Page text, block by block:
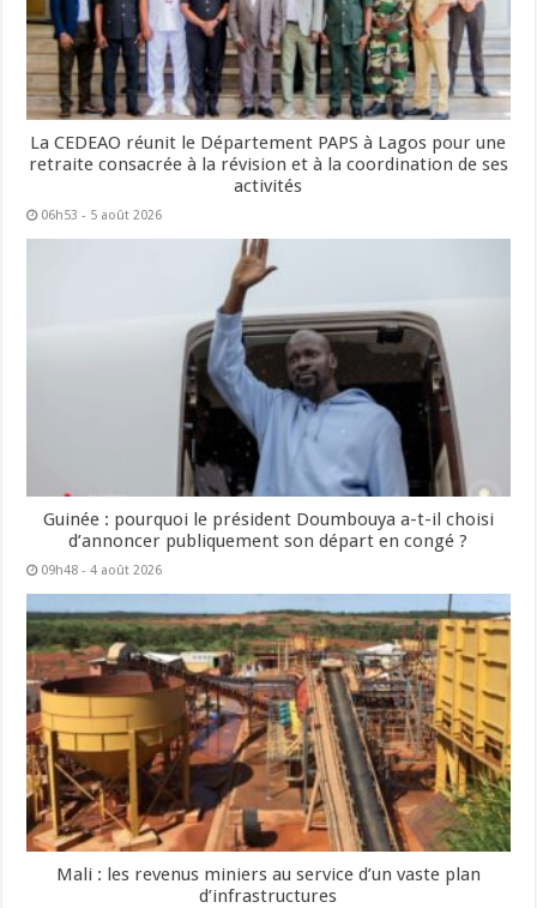
La CEDEAO réunit le Département PAPS à Lagos pour une
retraite consacrée à la révision et à la coordination de ses
activités
06h53 - 5 août 2026
Guinée : pourquoi le président Doumbouya a-t-il choisi
d’annoncer publiquement son départ en congé ?
09h48 - 4 août 2026
Mali : les revenus miniers au service d’un vaste plan
d’infrastructures